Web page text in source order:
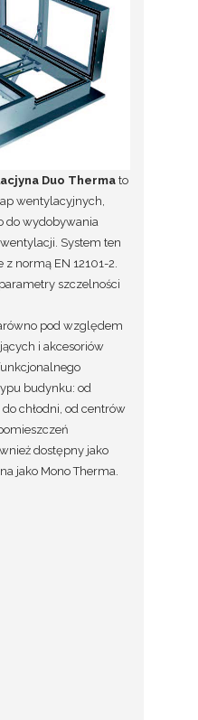
Duo Therma to
wentylacyjnych,
do wydobywania
System ten
normą EN 12101-2.
szczelności
pod względem
i akcesoriów
budynku: od
chłodni, od centrów
dostępny jako
jako Mono Therma.